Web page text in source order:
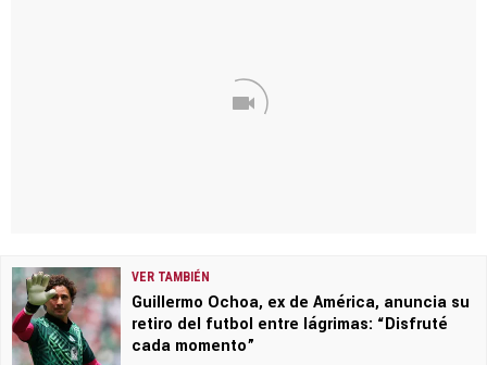
VER TAMBIÉN
Guillermo Ochoa, ex de América, anuncia su
retiro del futbol entre lágrimas: “Disfruté
cada momento”